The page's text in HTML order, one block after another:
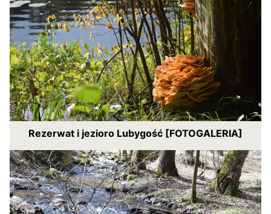
Rezerwat i jezioro Lubygość [FOTOGALERIA]